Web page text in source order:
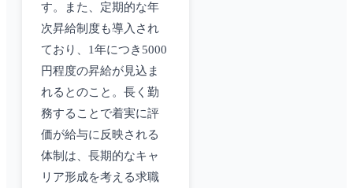
す。また、定期的な年
次昇給制度も導入され
ており、1年につき5000
円程度の昇給が見込ま
れるとのこと。長く勤
務することで着実に評
価が給与に反映される
体制は、長期的なキャ
リア形成を考える求職